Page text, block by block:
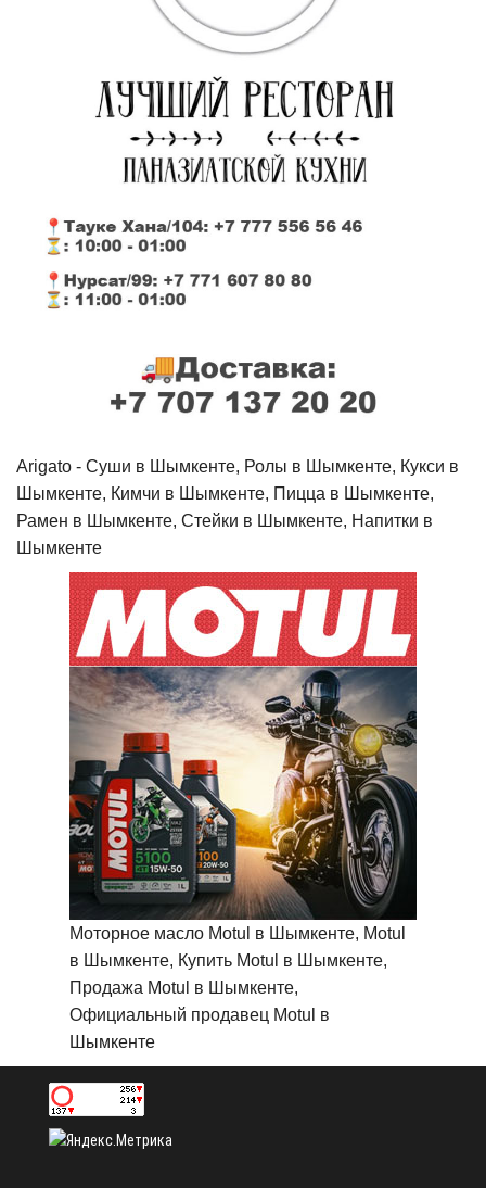
Arigato - Cуши в Шымкенте, Ролы в Шымкенте, Кукси в
Шымкенте, Кимчи в Шымкенте, Пицца в Шымкенте,
Рамен в Шымкенте, Стейки в Шымкенте, Напитки в
Шымкенте
Моторное масло Motul в Шымкенте, Motul
в Шымкенте, Купить Motul в Шымкенте,
Продажа Motul в Шымкенте,
Официальный продавец Motul в
Шымкенте